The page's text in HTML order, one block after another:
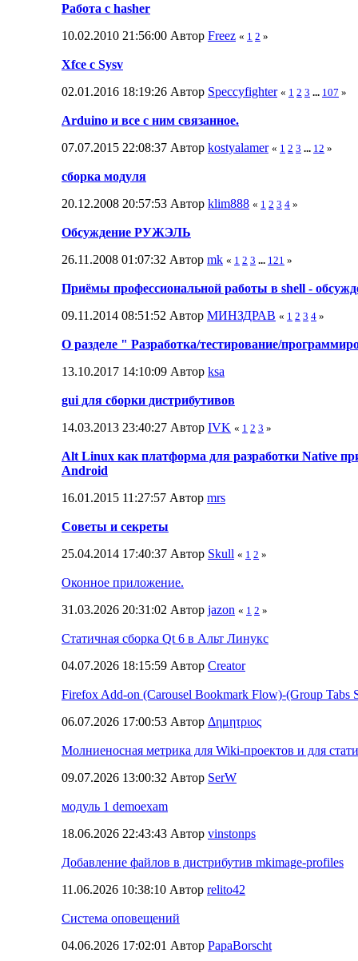
Работа с hasher
10.02.2010 21:56:00 Автор Freez « 1 2 »
Xfce c Sysv
02.01.2016 18:19:26 Автор Speccyfighter « 1 2 3 ... 107 »
Arduino и все с ним связанное.
07.07.2015 22:08:37 Автор kostyalamer « 1 2 3 ... 12 »
сборка модуля
20.12.2008 20:57:53 Автор klim888 « 1 2 3 4 »
Обсуждение РУЖЭЛЬ
26.11.2008 01:07:32 Автор mk « 1 2 3 ... 121 »
Приёмы профессиональной работы в shell -
09.11.2014 08:51:52 Автор МИНЗДРАВ « 1 2 3 4 »
О разделе " Разработка/тестирование/
13.10.2017 14:10:09 Автор ksa
gui для сборки дистрибутивов
14.03.2013 23:40:27 Автор IVK « 1 2 3 »
Alt Linux как платформа для разработки Native
Android
16.01.2015 11:27:57 Автор mrs
Советы и секреты
25.04.2014 17:40:37 Автор Skull « 1 2 »
Оконное приложение.
31.03.2026 20:31:02 Автор jazon « 1 2 »
Статичная сборка Qt 6 в Альт Линукс
04.07.2026 18:15:59 Автор Creator
Firefox Add-on (Carousel Bookmark Flow)-(Group Tabs
06.07.2026 17:00:53 Автор Δημητριος
Молниеносная метрика для Wiki-проектов и для
09.07.2026 13:00:32 Автор SerW
модуль 1 demoexam
18.06.2026 22:43:43 Автор vinstonps
Добавление файлов в дистрибутив mkimage-profiles
11.06.2026 10:38:10 Автор relito42
Система оповещений
04.06.2026 17:02:01 Автор PapaBorscht